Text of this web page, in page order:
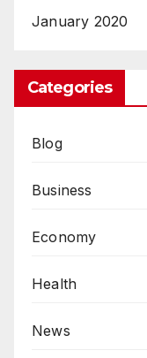
January 2020
Categories
Blog
Business
Economy
Health
News